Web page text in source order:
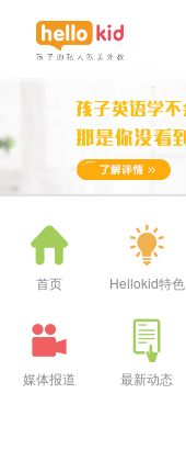
首页 Hellokid特色
媒体报道 最新动态